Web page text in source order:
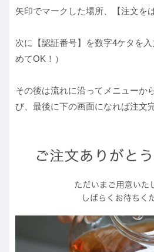
矢印でマークした場所、【注文を
次に【認証番号】を数字4ケタを
めてOK！）
その後は流れに沿ってメニューか
び、最後に下の画面になれば注文